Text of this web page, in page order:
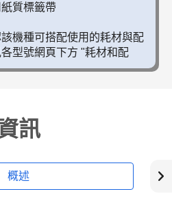
質標籤帶
機種可搭配使用的耗材與配
型號網頁下方 "耗材和配
訊
概述